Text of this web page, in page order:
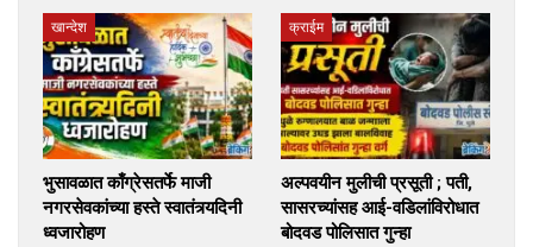
खान्देश
भुसावळात काँग्रेसतर्फे माजी
नगरसेवकांच्या हस्ते स्वातंत्र्यदिनी
ध्वजारोहण
क्राईम
अल्पवयीन मुलीची प्रसूती ; पती,
सासरच्यांसह आई-वडिलांविरोधात
बोदवड पोलिसात गुन्हा